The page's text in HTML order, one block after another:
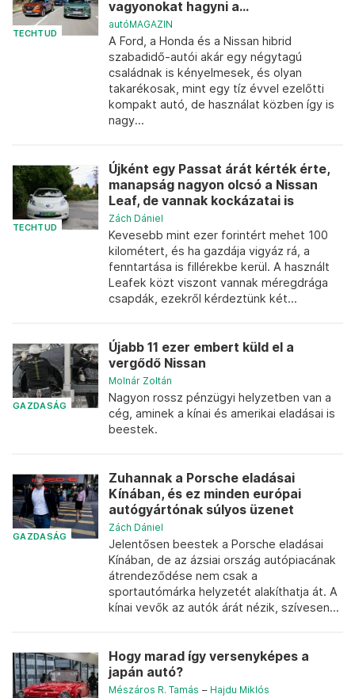
TECHTUD
vagyonokat hagyni a...
autóMAGAZIN
A Ford, a Honda és a Nissan hibrid
szabadidő-autói akár egy négytagú
családnak is kényelmesek, és olyan
takarékosak, mint egy tíz évvel ezelőtti
kompakt autó, de használat közben így is
nagy...
TECHTUD
Újként egy Passat árát kérték érte,
manapság nagyon olcsó a Nissan
Leaf, de vannak kockázatai is
Zách Dániel
Kevesebb mint ezer forintért mehet 100
kilométert, és ha gazdája vigyáz rá, a
fenntartása is fillérekbe kerül. A használt
Leafek közt viszont vannak méregdrága
csapdák, ezekről kérdeztünk két...
GAZDASÁG
Újabb 11 ezer embert küld el a
vergődő Nissan
Molnár Zoltán
Nagyon rossz pénzügyi helyzetben van a
cég, aminek a kínai és amerikai eladásai is
beestek.
GAZDASÁG
Zuhannak a Porsche eladásai
Kínában, és ez minden európai
autógyártónak súlyos üzenet
Zách Dániel
Jelentősen beestek a Porsche eladásai
Kínában, de az ázsiai ország autópiacának
átrendeződése nem csak a
sportautómárka helyzetét alakíthatja át. A
kínai vevők az autók árát nézik, szívesen...
Hogy marad így versenyképes a
japán autó?
Mészáros R. Tamás – Hajdu Miklós